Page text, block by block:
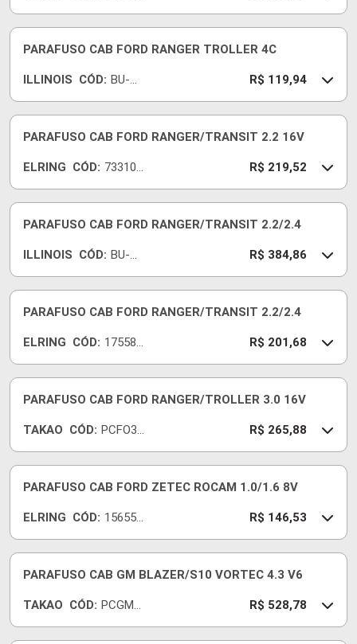
PARAFUSO CAB FORD RANGER TROLLER 4C
ILLINOIS CÓD: BU-
R$ 119,94
PARAFUSO CAB FORD RANGER/TRANSIT 2.2 16V
ELRING CÓD: 733100
R$ 219,52
PARAFUSO CAB FORD RANGER/TRANSIT 2.2/2.4
ILLINOIS CÓD: BU-
R$ 384,86
PARAFUSO CAB FORD RANGER/TRANSIT 2.2/2.4
ELRING CÓD: 175580
R$ 201,68
PARAFUSO CAB FORD RANGER/TROLLER 3.0 16V
TAKAO CÓD: PCFO30
R$ 265,88
PARAFUSO CAB FORD ZETEC ROCAM 1.0/1.6 8V
ELRING CÓD: 156550
R$ 146,53
PARAFUSO CAB GM BLAZER/S10 VORTEC 4.3 V6
TAKAO CÓD: PCGM4
R$ 528,78